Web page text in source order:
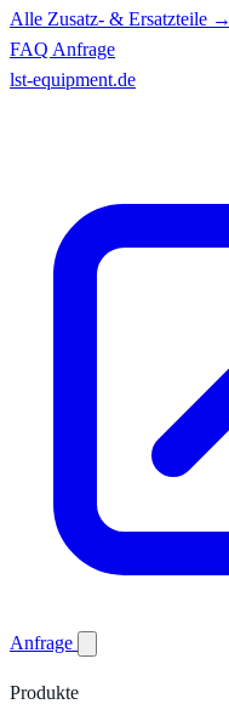
Alle Zusatz- & Ersatzteile →
FAQ Anfrage
lst-equipment.de
Anfrage
Produkte